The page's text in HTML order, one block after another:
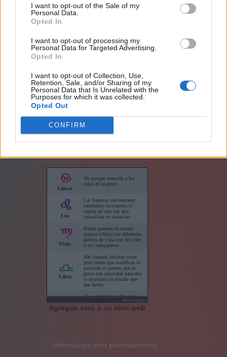
I want to opt-out of the Sale of my
Personal Data.
Opted In
I want to opt-out of processing my
Personal Data for Targeted Advertising.
Opted In
I want to opt-out of Collection, Use,
Retention, Sale, and/or Sharing of my
Personal Data that Is Unrelated with the
Purposes for which it was collected.
Opted Out
CONFIRM
Links
Horóscopo para su sitio web
Horoscopo
Agregue esto a su sitio web
Horoscopo con puntuaciones